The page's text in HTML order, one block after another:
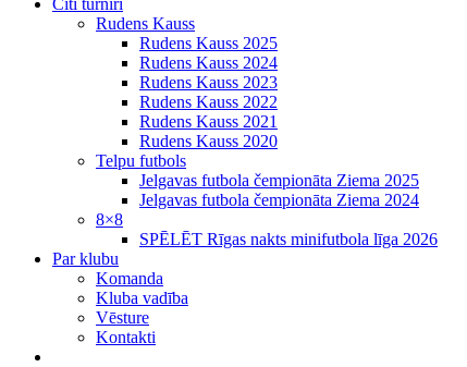
Citi turnīri
Rudens Kauss
Rudens Kauss 2025
Rudens Kauss 2024
Rudens Kauss 2023
Rudens Kauss 2022
Rudens Kauss 2021
Rudens Kauss 2020
Telpu futbols
Jelgavas futbola čempionāta Ziema 2025
Jelgavas futbola čempionāta Ziema 2024
8×8
SPĒLĒT Rīgas nakts minifutbola līga 2026
Par klubu
Komanda
Kluba vadība
Vēsture
Kontakti